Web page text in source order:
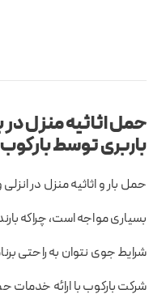
حمل اثاثیه منزل در
باربری توسط بارکوب
حمل بار و اثاثیه منزل در
بسیاری مواجه است، چراکه
شرایط جوی نتوان به راحتی
شرکت بارکوب با ارائه خدمات